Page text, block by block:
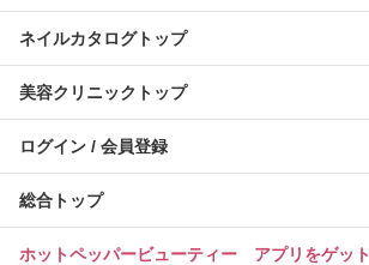
ネイルカタログトップ
美容クリニックトップ
ログイン / 会員登録
総合トップ
ホットペッパービューティー アプリをゲット